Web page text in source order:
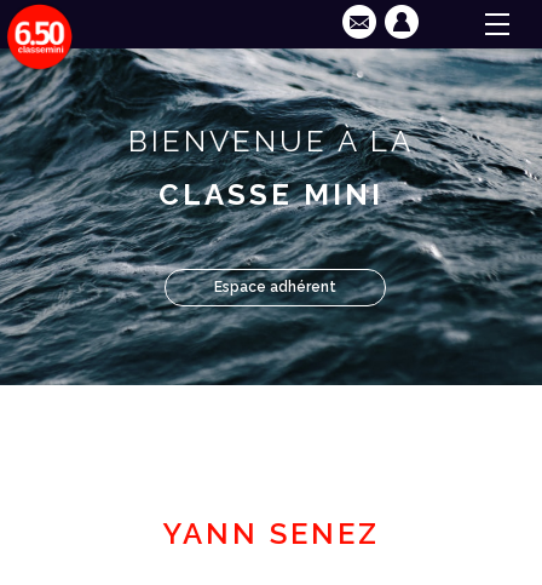
BIENVENUE À LA
CLASSE MINI
Espace adhérent
YANN SENEZ